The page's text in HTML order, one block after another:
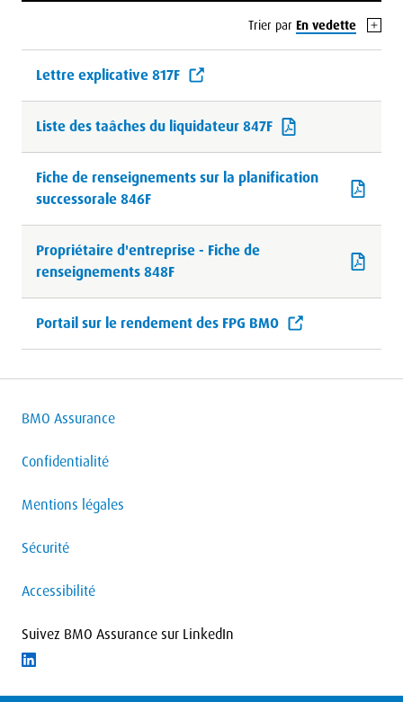
Trier par En vedette
Lettre explicative 817F
Liste des taâches du liquidateur 847F
Fiche de renseignements sur la planification
successorale 846F
Propriétaire d'entreprise - Fiche de
renseignements 848F
Portail sur le rendement des FPG BMO
BMO Assurance
Confidentialité
Mentions légales
Sécurité
Accessibilité
Suivez BMO Assurance sur LinkedIn
Suivre LinkedIn